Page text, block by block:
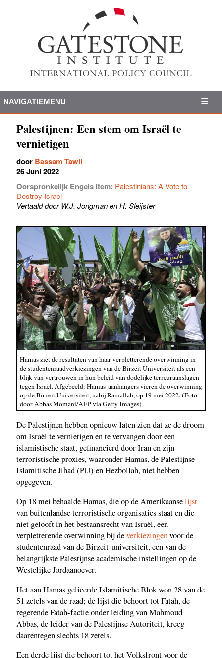
NAVIGATIEMENU
Palestijnen: Een stem om Israël te
vernietigen
door Bassam Tawil
26 Juni 2022
Oorspronkelijk Engels Item: Palestinians: A Vote to
Destroy Israel
Vertaald door W.J. Jongman en H. Sleijster
Hamas ziet de resultaten van haar verpletterende overwinning in
de studentenraadverkiezingen van de Birzeit Universiteit als een
blijk van vertrouwen in hun beleid van dodelijke terreuraanslagen
tegen Israël. Afgebeeld: Hamas-aanhangers vieren de overwinning
op de Birzeit Universiteit, nabij Ramallah, op 19 mei 2022. (Foto
door Abbas Momani/AFP via Getty Images)
De Palestijnen hebben opnieuw laten zien dat ze de droom
om Israël te vernietigen en te vervangen door een
islamistische staat, gefinancierd door Iran en zijn
terroristische proxies, waaronder Hamas, de Palestijnse
Islamitische Jihad (PIJ) en Hezbollah, niet hebben
opgegeven.
Op 18 mei behaalde Hamas, die op de Amerikaanselijst
van buitenlandse terroristische organisaties staat en die
niet gelooft in het bestaansrecht van Israël, een
verpletterende overwinning bij deverkiezingenvoor de
studentenraad van de Birzeit-universiteit, een van de
belangrijkste Palestijnse academische instellingen op de
Westelijke Jordaanoever.
Het aan Hamas gelieerde Islamitische Blok won 28 van de
51 zetels van de raad; de lijst die behoort tot Fatah, de
regerende Fatah-factie onder leiding van Mahmoud
Abbas, de leider van de Palestijnse Autoriteit, kreeg
daarentegen slechts 18 zetels.
Een derde lijst die behoort tot het Volksfront voor de